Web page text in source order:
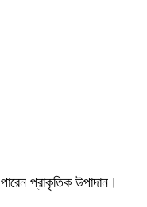
প্রাকৃতিক উপাদান।